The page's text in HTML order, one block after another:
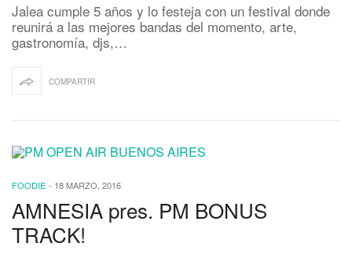
Jalea cumple 5 años y lo festeja con un festival donde
reunirá a las mejores bandas del momento, arte,
gastronomía, djs,…
COMPARTIR
FOODIE - 18 MARZO, 2016
AMNESIA pres. PM BONUS
TRACK!